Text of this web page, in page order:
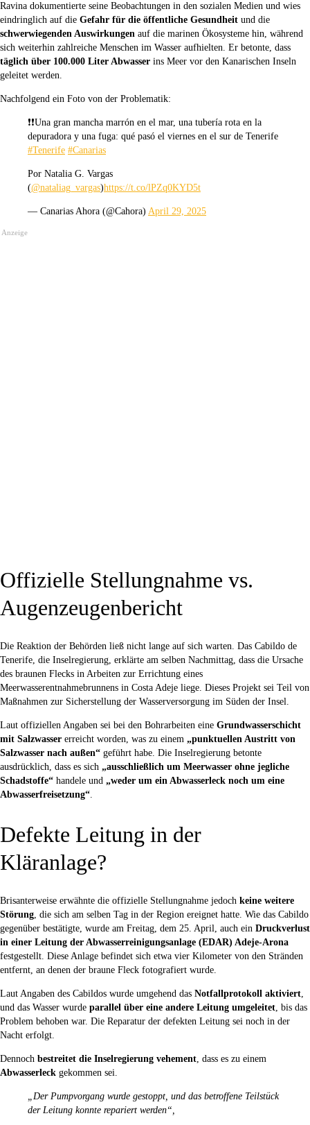
Ravina dokumentierte seine Beobachtungen in den sozialen Medien und wies
eindringlich auf die Gefahr für die öffentliche Gesundheit und die
schwerwiegenden Auswirkungen auf die marinen Ökosysteme hin, während
sich weiterhin zahlreiche Menschen im Wasser aufhielten. Er betonte, dass
täglich über 100.000 Liter Abwasser ins Meer vor den Kanarischen Inseln
geleitet werden.
Nachfolgend ein Foto von der Problematik:
❗️❗️Una gran mancha marrón en el mar, una tubería rota en la
depuradora y una fuga: qué pasó el viernes en el sur de Tenerife
#Tenerife #Canarias
Por Natalia G. Vargas
(@nataliag_vargas)https://t.co/lPZq0KYD5t
— Canarias Ahora (@Cahora) April 29, 2025
Anzeige
Offizielle Stellungnahme vs.
Augenzeugenbericht
Die Reaktion der Behörden ließ nicht lange auf sich warten. Das Cabildo de
Tenerife, die Inselregierung, erklärte am selben Nachmittag, dass die Ursache
des braunen Flecks in Arbeiten zur Errichtung eines
Meerwasserentnahmebrunnens in Costa Adeje liege. Dieses Projekt sei Teil von
Maßnahmen zur Sicherstellung der Wasserversorgung im Süden der Insel.
Laut offiziellen Angaben sei bei den Bohrarbeiten eine Grundwasserschicht
mit Salzwasser erreicht worden, was zu einem „punktuellen Austritt von
Salzwasser nach außen“ geführt habe. Die Inselregierung betonte
ausdrücklich, dass es sich „ausschließlich um Meerwasser ohne jegliche
Schadstoffe“ handele und „weder um ein Abwasserleck noch um eine
Abwasserfreisetzung“.
Defekte Leitung in der
Kläranlage?
Brisanterweise erwähnte die offizielle Stellungnahme jedoch keine weitere
Störung, die sich am selben Tag in der Region ereignet hatte. Wie das Cabildo
gegenüber bestätigte, wurde am Freitag, dem 25. April, auch ein Druckverlust
in einer Leitung der Abwasserreinigungsanlage (EDAR) Adeje-Arona
festgestellt. Diese Anlage befindet sich etwa vier Kilometer von den Stränden
entfernt, an denen der braune Fleck fotografiert wurde.
Laut Angaben des Cabildos wurde umgehend das Notfallprotokoll aktiviert,
und das Wasser wurde parallel über eine andere Leitung umgeleitet, bis das
Problem behoben war. Die Reparatur der defekten Leitung sei noch in der
Nacht erfolgt.
Dennoch bestreitet die Inselregierung vehement, dass es zu einem
Abwasserleck gekommen sei.
„Der Pumpvorgang wurde gestoppt, und das betroffene Teilstück
der Leitung konnte repariert werden“,